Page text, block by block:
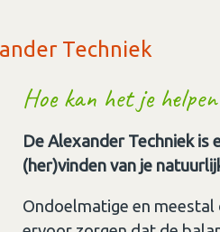
Techniek
Hoe kan het je
De Alexander Techniek is
(her)vinden van je
Ondoelmatige en